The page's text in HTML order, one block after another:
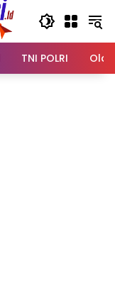
TNI POLRI